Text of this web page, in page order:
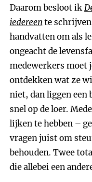
Daarom besloot ik
iedereente
handvatten om als
ongeacht de
medewerkers moet
ontdekken wat ze
niet, dan liggen
snel op de loer.
lijken te hebben –
vragen juist om
behouden. Twee
die allebei een